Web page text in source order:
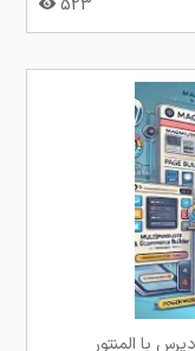
523